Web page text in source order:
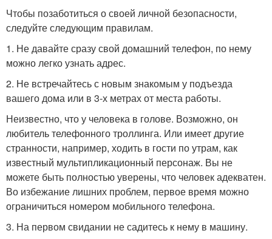
Чтобы позаботиться о своей личной безопасности,
следуйте следующим правилам.
1. Не давайте сразу свой домашний телефон, по нему
можно легко узнать адрес.
2. Не встречайтесь с новым знакомым у подъезда
вашего дома или в 3-х метрах от места работы.
Неизвестно, что у человека в голове. Возможно, он
любитель телефонного троллинга. Или имеет другие
странности, например, ходить в гости по утрам, как
известный мультипликационный персонаж. Вы не
можете быть полностью уверены, что человек адекватен.
Во избежание лишних проблем, первое время можно
ограничиться номером мобильного телефона.
3. На первом свидании не садитесь к нему в машину.